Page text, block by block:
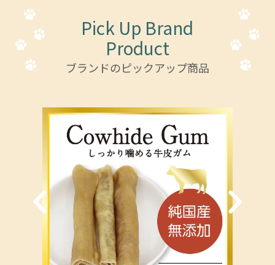
Pick Up Brand
Product
ブランドのピックアップ商品